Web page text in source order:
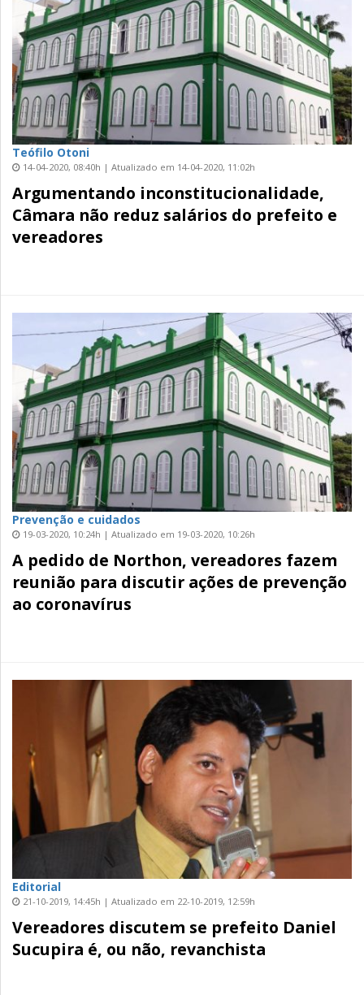
Teófilo Otoni
14-04-2020, 08:40h | Atualizado em 14-04-2020, 11:02h
Argumentando inconstitucionalidade,
Câmara não reduz salários do prefeito e
vereadores
Prevenção e cuidados
19-03-2020, 10:24h | Atualizado em 19-03-2020, 10:26h
A pedido de Northon, vereadores fazem
reunião para discutir ações de prevenção
ao coronavírus
Editorial
21-10-2019, 14:45h | Atualizado em 22-10-2019, 12:59h
Vereadores discutem se prefeito Daniel
Sucupira é, ou não, revanchista